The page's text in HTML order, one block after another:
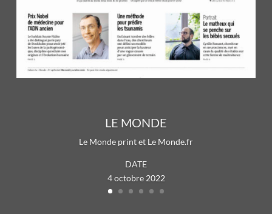
LE MONDE
Le Monde print et Le Monde.fr
DATE
4 octobre 2022